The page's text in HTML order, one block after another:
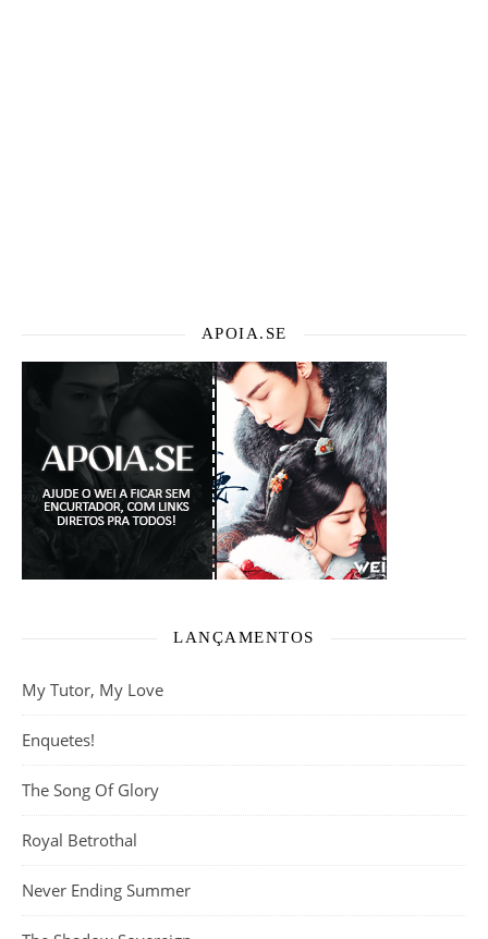
APOIA.SE
LANÇAMENTOS
My Tutor, My Love
Enquetes!
The Song Of Glory
Royal Betrothal
Never Ending Summer